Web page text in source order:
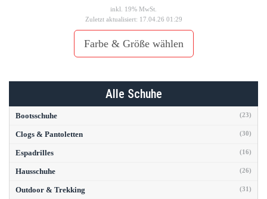
inkl. 19% MwSt.
Zuletzt aktualisiert: 17.04.26 01:29
Farbe & Größe wählen
Alle Schuhe
Bootsschuhe (23)
Clogs & Pantoletten (30)
Espadrilles (16)
Hausschuhe (26)
Outdoor & Trekking (31)